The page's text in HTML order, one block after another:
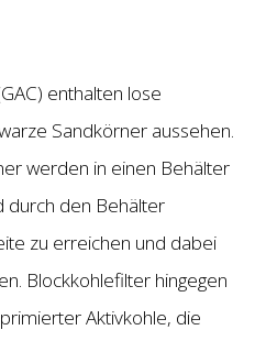
enthalten lose
Sandkörner aussehen.
werden in einen Behälter
durch den Behälter
zu erreichen und dabei
Blockkohlefilter hingegen
Aktivkohle, die